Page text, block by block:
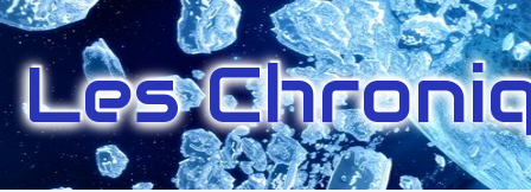
Les